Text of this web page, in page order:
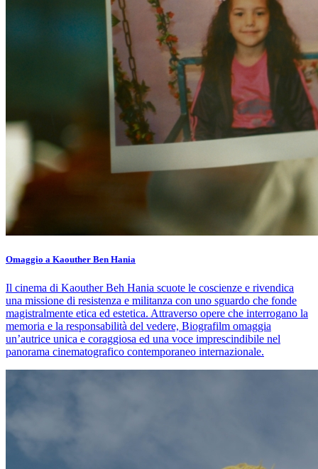
Omaggio a Kaouther Ben Hania
Il cinema di Kaouther Beh Hania scuote le coscienze e rivendica
una missione di resistenza e militanza con uno sguardo che fonde
magistralmente etica ed estetica. Attraverso opere che interrogano la
memoria e la responsabilità del vedere, Biografilm omaggia
un’autrice unica e coraggiosa ed una voce imprescindibile nel
panorama cinematografico contemporaneo internazionale.